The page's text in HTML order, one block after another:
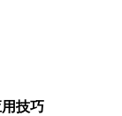
技巧